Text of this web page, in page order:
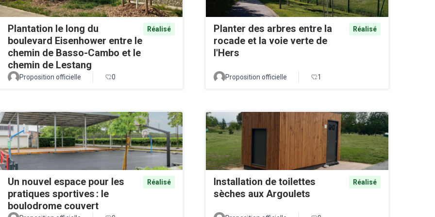
Plantation le long du
boulevard Eisenhower entre le
chemin de Basso-Cambo et le
chemin de Lestang
Réalisé
Proposition officielle 0
Planter des arbres entre la
rocade et la voie verte de
l'Hers
Réalisé
Proposition officielle 1
Un nouvel espace pour les
pratiques sportives : le
boulodrome couvert
Réalisé
Installation de toilettes
sèches aux Argoulets
Réalisé